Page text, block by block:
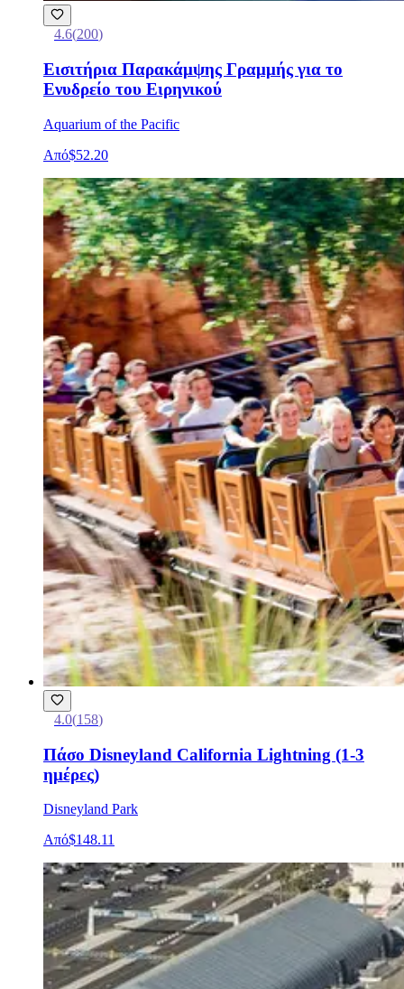
4.6(200)
Εισιτήρια Παρακάμψης Γραμμής για το
Ενυδρείο του Ειρηνικού
Aquarium of the Pacific
Από$52.20
4.0(158)
Πάσο Disneyland California Lightning (1-3
ημέρες)
Disneyland Park
Από$148.11